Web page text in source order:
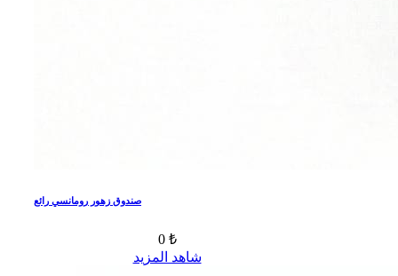
صندوق زهور رومانسي رائع
0 ₺
شاهد المزيد